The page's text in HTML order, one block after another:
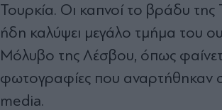
Τουρκία. Οι καπνοί το βράδυ της
ήδη καλύψει μεγάλο τμήμα του
Μόλυβο της Λέσβου, όπως
φωτογραφίες που αναρτήθηκαν
media.